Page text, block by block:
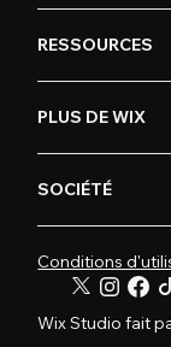
RESSOURCES
PLUS DE WIX
SOCIÉTÉ
Conditions
Wix Studio fait